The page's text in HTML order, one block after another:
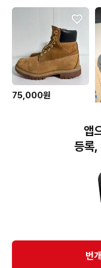
75,000원
번개장터(주) 사업자정보, 이용
번개장터㈜는 통신판매중개자이며,
소비자보호에 관한 법률 등 관련 법
개별 판매자에게 귀속하고, 번개장
다만, 번개장터㈜가 직접 판매하는
앱
등록,
번